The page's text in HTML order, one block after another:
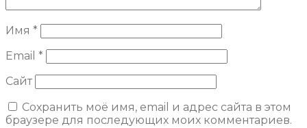
Имя *
Email *
Сайт
Сохранить моё имя, email и адрес сайта в этом
браузере для последующих моих комментариев.